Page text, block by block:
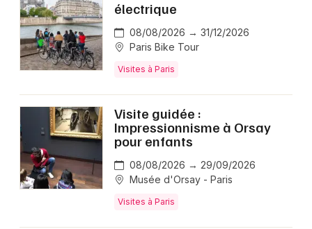
électrique
08/08/2026 → 31/12/2026
Paris Bike Tour
Visites à Paris
Visite guidée :
Impressionnisme à Orsay
pour enfants
08/08/2026 → 29/09/2026
Musée d'Orsay - Paris
Visites à Paris